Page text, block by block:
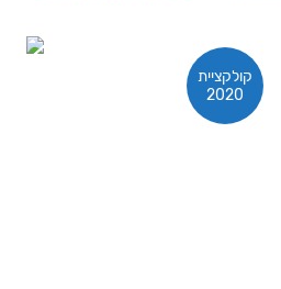
קולקציית
2020